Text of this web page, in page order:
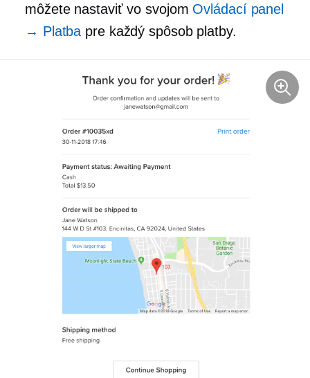
môžete nastaviť vo svojom Ovládací panel
→ Platba pre každý spôsob platby.